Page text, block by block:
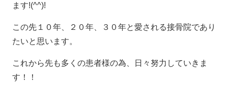
ます!(^^)!
この先１０年、２０年、３０年と愛される接骨院であり
たいと思います。
これから先も多くの患者様の為、日々努力していきま
す！！